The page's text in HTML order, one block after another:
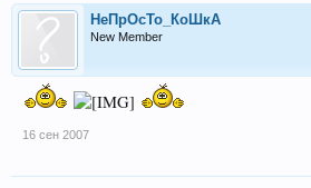
НеПрОсТо_КоШкА
New Member
16 сен 2007